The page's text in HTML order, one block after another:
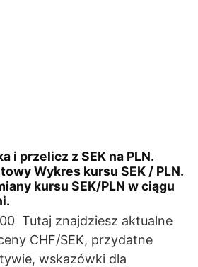
i przelicz z SEK na PLN.
Wykres kursu SEK / PLN.
kursu SEK/PLN w ciągu
Tutaj znajdziesz aktualne
CHF/SEK, przydatne
wskazówki dla